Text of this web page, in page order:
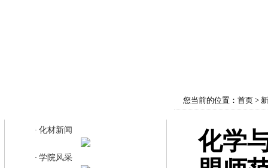
· 化材新闻
· 学院风采
您当前的位置： 首页 >
化学